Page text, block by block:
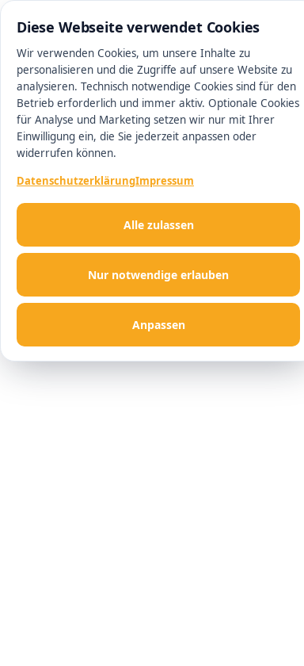
0511 13221100
Diese Webseite verwendet Cookies
Wir verwenden Cookies, um unsere Inhalte zu
personalisieren und die Zugriffe auf unsere Website zu
analysieren. Technisch notwendige Cookies sind für den
Betrieb erforderlich und immer aktiv. Optionale Cookies
für Analyse und Marketing setzen wir nur mit Ihrer
Einwilligung ein, die Sie jederzeit anpassen oder
widerrufen können.
DatenschutzerklärungImpressum
Nur notwendige erlauben
Anpassen
Alle zulassen